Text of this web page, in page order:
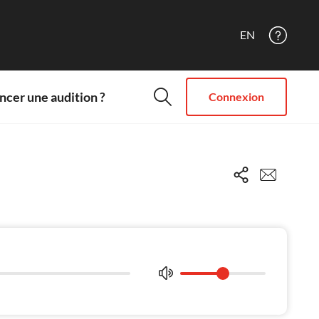
EN
une audition ? Connexion